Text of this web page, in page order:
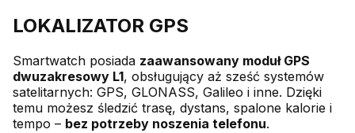
LOKALIZATOR GPS
Smartwatch posiada zaawansowany moduł GPS
dwuzakresowy L1, obsługujący aż sześć systemów
satelitarnych: GPS, GLONASS, Galileo i inne. Dzięki
temu możesz śledzić trasę, dystans, spalone kalorie i
tempo – bez potrzeby noszenia telefonu.